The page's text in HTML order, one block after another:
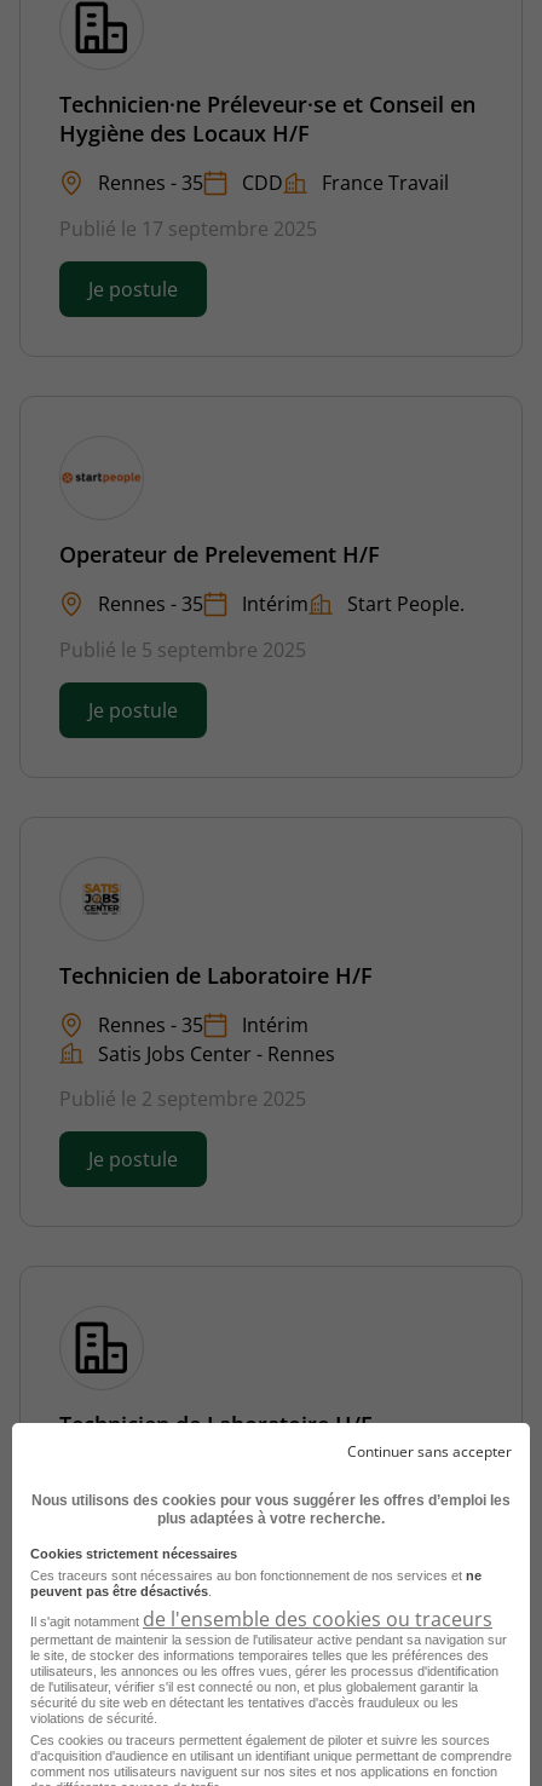
Technicien·ne Préleveur·se et Conseil en
Hygiène des Locaux H/F
Rennes - 35 CDD
France Travail
Publié le 17 septembre 2025
Je postule
Operateur de Prelevement H/F
Rennes - 35 Intérim
Start People.
Publié le 5 septembre 2025
Je postule
Technicien de Laboratoire H/F
Rennes - 35
Intérim
Satis Jobs Center - Rennes
Publié le 2 septembre 2025
Je postule
Technicien de Laboratoire H/F
Publié le 1 septembre 2025
Je postule
Continuer sans accepter
Nous utilisons des cookies pour vous suggérer les offres d’emploi les
plus adaptées à votre recherche.
Cookies strictement nécessaires
Ces traceurs sont nécessaires au bon fonctionnement de nos services et ne
peuvent pas être désactivés
Il s'agit notamment de l'ensemble des cookies ou traceurs
permettant de maintenir la session de l'utilisateur active pendant sa navigation sur
le site, de stocker des informations temporaires telles que les préférences des
utilisateurs, les annonces ou les offres vues, gérer les processus d'identification
de l'utilisateur, vérifier s'il est connecté ou non, et plus globalement garantir la
sécurité du site web en détectant les tentatives d'accès frauduleux ou les
violations de sécurité.
Ces cookies ou traceurs permettent également de piloter et suivre les sources
d'acquisition d'audience en utilisant un identifiant unique permettant de comprendre
comment nos utilisateurs naviguent sur nos sites et nos applications en fonction